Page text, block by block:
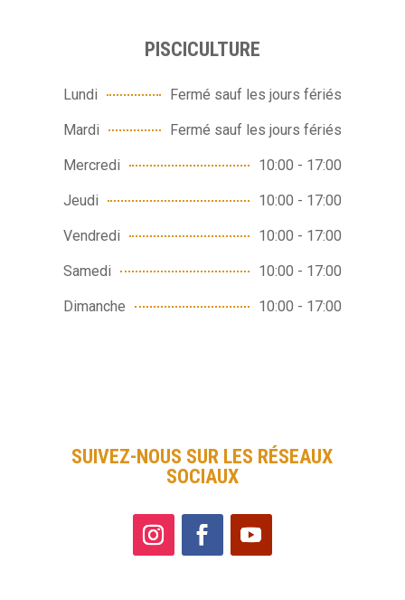
PISCICULTURE
Lundi Fermé sauf les jours fériés
Mardi Fermé sauf les jours fériés
Mercredi 10:00 - 17:00
Jeudi 10:00 - 17:00
Vendredi 10:00 - 17:00
Samedi 10:00 - 17:00
Dimanche 10:00 - 17:00
SUIVEZ-NOUS SUR LES RÉSEAUX
SOCIAUX